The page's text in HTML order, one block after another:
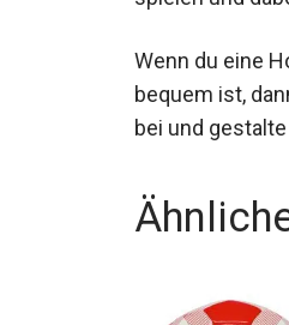
Wenn du eine
bequem ist,